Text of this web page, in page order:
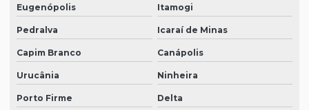
Eugenópolis Itamogi
Pedralva Icaraí de Minas
Capim Branco Canápolis
Urucânia Ninheira
Porto Firme Delta